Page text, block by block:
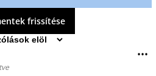
frissítése
•••